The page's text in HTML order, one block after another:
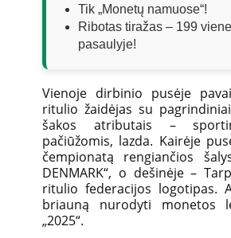
Tik „Monetų namuose“!
Ribotas tiražas – 199
pasaulyje!
Vienoje dirbinio pusėje
ritulio žaidėjas su
šakos atributais –
pačiūžomis, lazda. Kairėje
čempionatą rengiančios
DENMARK“, o dešinėje –
ritulio federacijos logotipas.
briauną nurodyti monetos
„2025“.